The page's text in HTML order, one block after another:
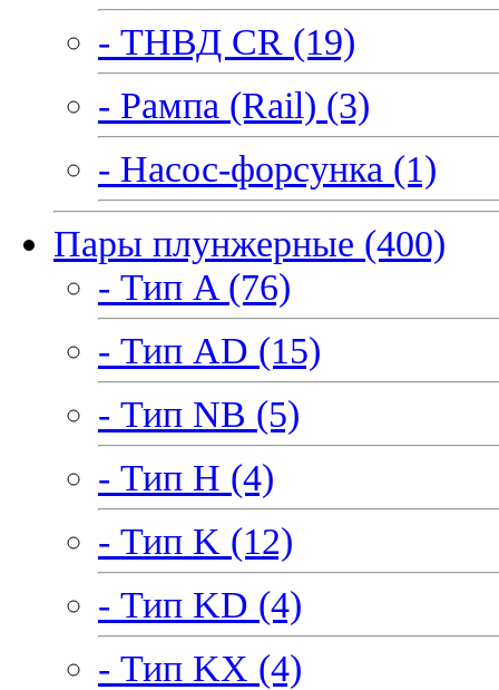
- ТНВД CR (19)
- Рампа (Rail) (3)
- Насос-форсунка (1)
Пары плунжерные (400)
- Тип A (76)
- Тип AD (15)
- Тип NB (5)
- Тип H (4)
- Тип K (12)
- Тип KD (4)
- Тип KX (4)